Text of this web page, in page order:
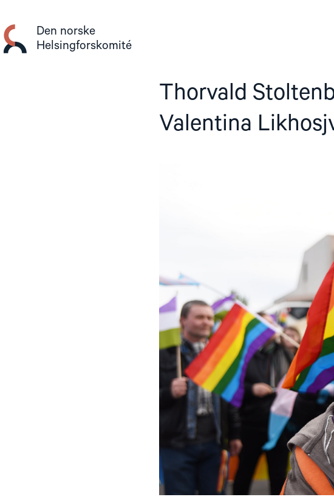
innhold
Den norske
Helsingforskomité
Thorvald
Valentina